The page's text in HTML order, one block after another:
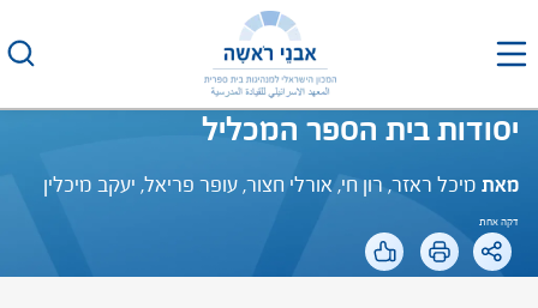
יסודות בית הספר המכליל
מאת מיכל ראזר, רון חי, אורלי חצור, עופר פריאל, יעקב מיכלין
דקה אחת